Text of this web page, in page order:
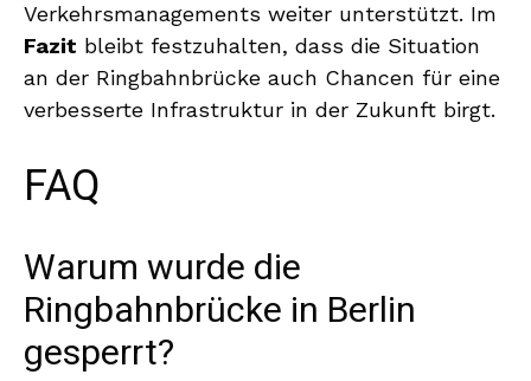
Verkehrsmanagements weiter unterstützt. Im
Fazit bleibt festzuhalten, dass die Situation
an der Ringbahnbrücke auch Chancen für eine
verbesserte Infrastruktur in der Zukunft birgt.
FAQ
Warum wurde die
Ringbahnbrücke in Berlin
gesperrt?